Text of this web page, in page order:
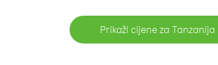
Prikaži cijene za Tanzanija